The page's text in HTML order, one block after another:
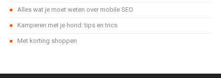
Alles wat je moet weten over mobile SEO
Kamperen met je hond: tips en trics
Met korting shoppen